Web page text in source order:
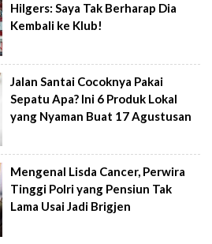
Hilgers: Saya Tak Berharap Dia
Kembali ke Klub!
Jalan Santai Cocoknya Pakai
Sepatu Apa? Ini 6 Produk Lokal
yang Nyaman Buat 17 Agustusan
Mengenal Lisda Cancer, Perwira
Tinggi Polri yang Pensiun Tak
Lama Usai Jadi Brigjen